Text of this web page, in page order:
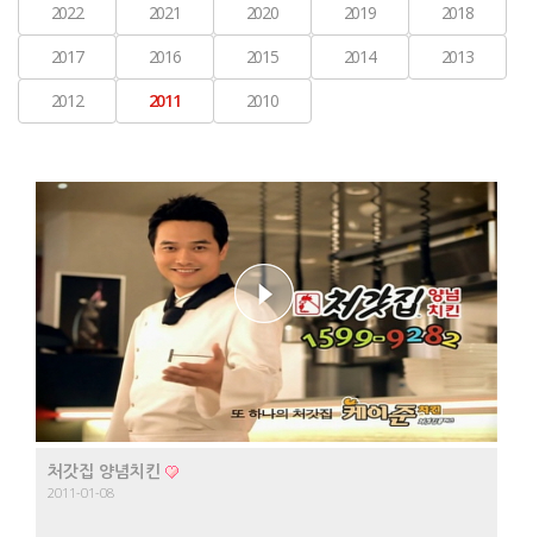
2022
2021 2020 2019
2018
2017
2016 2015 2014
2013
2012
2011 2010
처갓집 양념치킨
2011-01-08